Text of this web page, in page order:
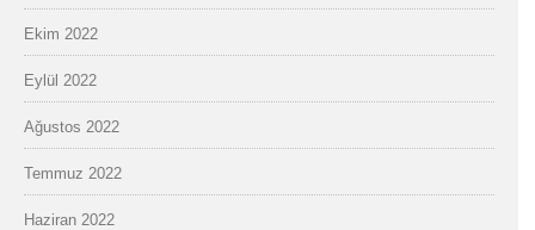
Ekim 2022
Eylül 2022
Ağustos 2022
Temmuz 2022
Haziran 2022